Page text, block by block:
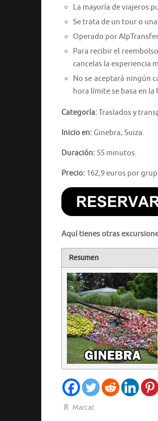
La mayoría de viajeros
Se trata de un tour o
Operado por
Para recibir el
cancelas la experiencia
No se aceptará ningún
hora límite se basa en
Categoría:Traslados y
Inicio en: Ginebra, Suiza.
Duración: 55 minutos.
Precio: 162,9 euros por
Aquí tienes otras
Resumen
Marcar.